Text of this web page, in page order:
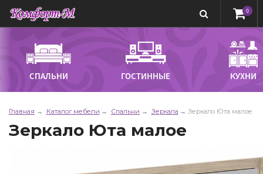
0
СПАЛЬНИ ГОСТИННЫЕ КУХНИ
Главная Каталог мебели Спальни Зеркала Зеркало Юта малое
Зеркало Юта малое